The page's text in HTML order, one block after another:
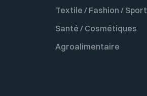
Textile / Fashion / Sport
Santé / Cosmétiques
Agroalimentaire